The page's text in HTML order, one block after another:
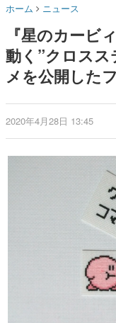
名作ゲー
きます。
赫本
この物
の形をし
これから
の姿を追
ゲー
ゲーム
日本の
画です。
日本
日本の
ルを網
解説を
若ゲ
『うつ
一先生
年2月下旬に稼働予定
ホーム ニュース
『星のカービ
動く”クロス
メを公開した
2020年4月28日 13:45